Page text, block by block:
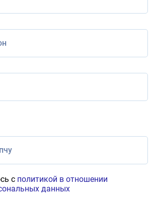
с политикой в отношении
данных